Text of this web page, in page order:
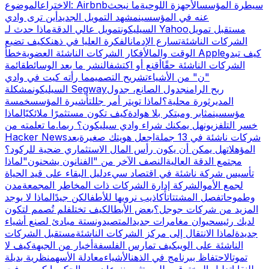
الاختراعالموضوع: Airbnb سيطرة المؤسسالأجهزة اللوحيةما نبحث
عنه في المؤسسينمشهد التمويل الجديدأين ترى وادي
السيليكونتمويل عالي الدقة ماذا حدث لـ Yahooمستقبل تمويل
الشركات الناشئةتسارع الإدمانالفكرة العليا في ذهنككيف تضيع
الوقت والمالأفكار الشركات الناشئة العضوية خطأ Appleكيف تبدو
الشركات الناشئة حقًاأقنع أو اكتشفالنشر ما بعد الوسائطقائمة
"ن" من الأشياءتشريح التصميمما رأته كيت في وادي
السيليكون مشكلة Segway ربح الرامنجدول الصانع، جدول
المدير ثورة محلية؟لماذا تويتر أمر جللتأشيرة المؤسسخمسة
مؤسسينمثابر ومبتكر بلا هوادةكيف تكون مستثمرًا ملائكيًالماذا
خسر التلفزيونهل يمكنك شراء وادي سيليكون؟ ربما.ما تعلمته من
Hacker News
شركات ناشئة في 13 جملة اجعل هويتك صغيرةبعد
المؤهلاتهل يمكن أن يكون رأس المال الاستثماري ضحية للركود؟
مجتمع الدقة العاليةالنصف الآخر من "الفنانون يشحنون"لماذا
تأسيس شركة ناشئة في اقتصاد سيءدليل البقاء على قيد الحياة
لجمع الأموالشركة إدارة الشركات ذات المخاطر المجمعةمدن
وطموحاتفصل المشتتاتأكاذيب نرويها للأطفالكن جيدًالماذا لا يوجد
المزيد من شركات جوجل؟بعض الأبطالكيف تختلفلم تُصمم لتكون
لديك رئيسحيوان مغامرات جديدالمتصيدونستة مبادئ لصنع أشياء
جديدةلماذا الانتقال إلى مركز الشركات الناشئةمستقبل الشركات
الناشئة على الويبكيف تمارس الفلسفةأخبار من الجبهةكيف لا
تموتالاحتفاظ ببرنامج في الذهنالأشياءمعادلة الأسهمنظرية بديلة